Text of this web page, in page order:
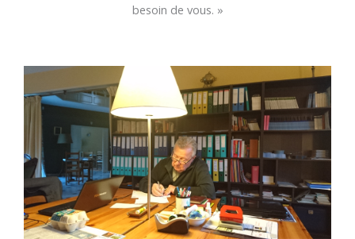
besoin de vous. »